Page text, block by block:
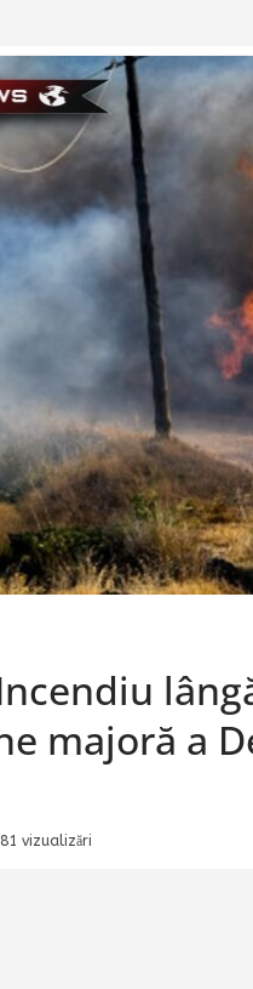
majoră a
vizualizări